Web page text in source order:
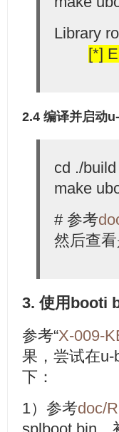
Library
[*]
2.4 编译并启动
cd ./build
make
# 参考
然后查
3. 使用booti
参考“X-009-
果，尝试在u-
下：
1）参考doc/